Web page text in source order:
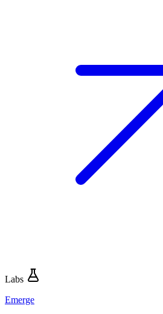
Labs
Emerge